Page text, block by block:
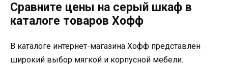
Сравните цены на серый шкаф в
каталоге товаров Хофф
В каталоге интернет-магазина Хофф представлен
широкий выбор мягкой и корпусной мебели.